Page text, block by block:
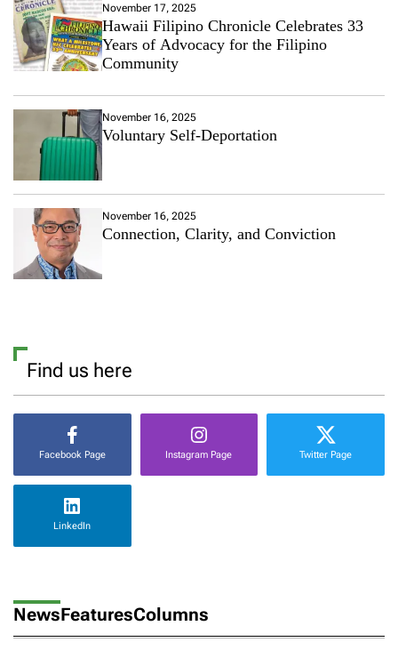
November 17, 2025
Hawaii Filipino Chronicle Celebrates 33
Years of Advocacy for the Filipino
Community
November 16, 2025
Voluntary Self-Deportation
November 16, 2025
Connection, Clarity, and Conviction
Find us here
Facebook Page Instagram Page Twitter Page
LinkedIn
NewsFeaturesColumns